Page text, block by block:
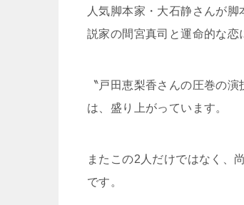
人気脚本家・大石静さんが
説家の間宮真司と運命的な恋
〝戸田恵梨香さんの圧巻の
は、盛り上がっています。
またこの2人だけではなく、
です。